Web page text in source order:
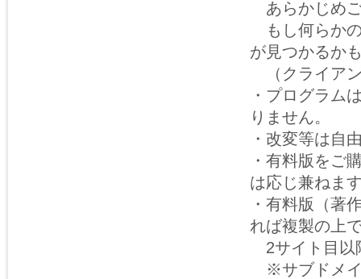
あらかじめ
もし何らか
が見つかるか
（クライア
・プログラム
りません。
・改変等は自
・有料版をご
は応じ兼ねま
・有料版（著
れば複製の上
2サイト目以
※サブドメイ